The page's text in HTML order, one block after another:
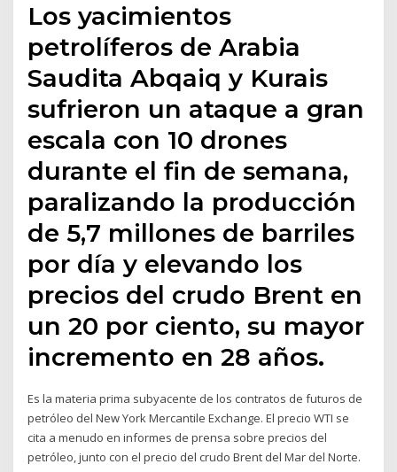
Los yacimientos
petrolíferos de Arabia
Saudita Abqaiq y Kurais
sufrieron un ataque a gran
escala con 10 drones
durante el fin de semana,
paralizando la producción
de 5,7 millones de barriles
por día y elevando los
precios del crudo Brent en
un 20 por ciento, su mayor
incremento en 28 años.
Es la materia prima subyacente de los contratos de futuros de
petróleo del New York Mercantile Exchange. El precio WTI se
cita a menudo en informes de prensa sobre precios del
petróleo, junto con el precio del crudo Brent del Mar del Norte.